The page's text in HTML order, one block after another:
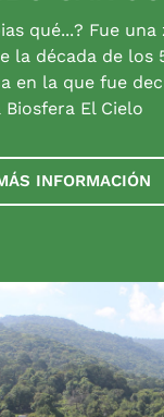
qué...? Fue
la década de los
en la que fue
Biosfera El Cielo
INFORMACIÓN